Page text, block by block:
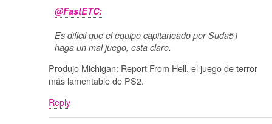
@FastETC:
Es dificil que el equipo capitaneado por Suda51
haga un mal juego, esta claro.
Produjo Michigan: Report From Hell, el juego de terror
más lamentable de PS2.
Reply